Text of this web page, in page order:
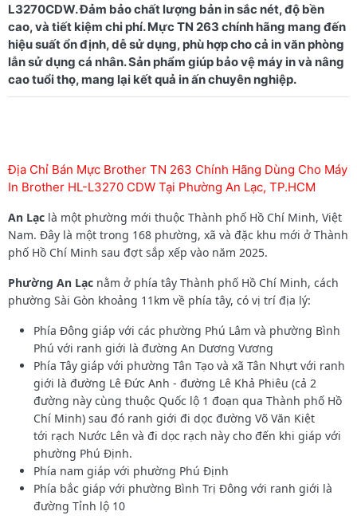
L3270CDW. Đảm bảo chất lượng bản in sắc nét, độ bền
cao, và tiết kiệm chi phí. Mực TN 263 chính hãng mang đến
hiệu suất ổn định, dễ sử dụng, phù hợp cho cả in văn phòng
lẫn sử dụng cá nhân. Sản phẩm giúp bảo vệ máy in và nâng
Địa Chỉ Bán Mực Brother TN 263 Chính Hãng Dùng Cho Máy
In Brother HL-L3270 CDW Tại Phường An Lạc, TP.HCM
An Lạc là một phường mới thuộc Thành phố Hồ Chí Minh, Việt
Nam. Đây là một trong 168 phường, xã và đặc khu mới ở Thành
phố Hồ Chí Minh sau đợt sắp xếp vào năm 2025.
Phường An Lạc nằm ở phía tây Thành phố Hồ Chí Minh, cách
phường Sài Gòn khoảng 11km về phía tây, có vị trí địa lý:
Phía Đông giáp với các phường Phú Lâm và phường Bình
Phú với ranh giới là đường An Dương Vương
Phía Tây giáp với phường Tân Tạo và xã Tân Nhựt với ranh
giới là đường Lê Đức Anh - đường Lê Khả Phiêu (cả 2
đường này cùng thuộc Quốc lộ 1 đoạn qua Thành phố Hồ
Chí Minh) sau đó ranh giới đi dọc đường Võ Văn Kiệt
tới rạch Nước Lên và đi dọc rạch này cho đến khi giáp với
phường Phú Định.
Phía nam giáp với phường Phú Định
Phía bắc giáp với phường Bình Trị Đông với ranh giới là
đường Tỉnh lộ 10